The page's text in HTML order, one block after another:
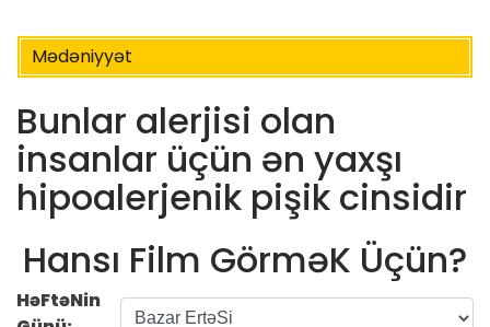
Mədəniyyət
Bunlar alerjisi olan
insanlar üçün ən yaxşı
hipoalerjenik pişik cinsidir
Hansı Film GörməK Üçün?
HəFtəNin